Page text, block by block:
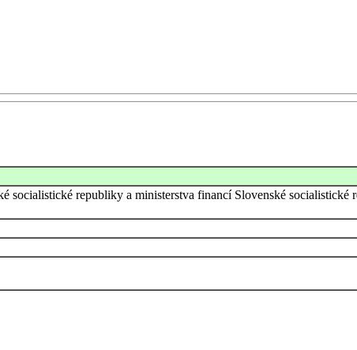
socialistické republiky a ministerstva financí Slovenské